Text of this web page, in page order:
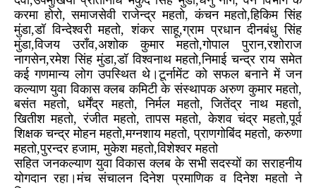
करमा होरो, समाजसेवी राजेन्द्र महतो, कंचन महतो,हिकिम सिंह
मुंडा,डॉ विन्देश्वरी महतो, शंकर साहू,ग्राम प्रधान दीनबंधु सिंह
मुंडा,विजय उराँव,अशोक कुमार महतो,गोपाल पुरान,रशोराज
नागसेन,रमेश सिंह मुंडा,डॉ विश्वनाथ महतो,निमाई चन्द्र राय समेत
कई गणमान्य लोग उपस्थित थे।टूर्नामेंट को सफल बनाने में जन
कल्याण युवा विकास क्लब कमिटी के संस्थापक अरुण कुमार महतो,
बसंत महतो, धर्मेंद्र महतो, निर्मल महतो, जितेंद्र नाथ महतो,
खितीश महतो, रंजीत महतो, तापस महतो, केशव चंद्र महतो,पूर्व
शिक्षक चन्द्र मोहन महतो,मग्नशाय महतो, प्राणगोबिंद महतो, करुणा
महतो,पुरन्दर हजाम, मुकेश महतो,विशेश्वर महतो
सहित जनकल्याण युवा विकास क्लब के सभी सदस्यों का सराहनीय
योगदान रहा।मंच संचालन दिनेश प्रमाणिक व दिनेश महतो ने